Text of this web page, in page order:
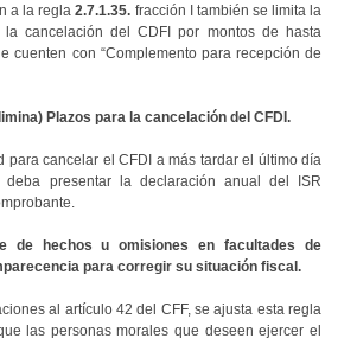
a la regla2.7.1.35. fracción I también se limita la
la cancelación del CDFI por montos de hasta
cuenten con “Complemento para recepción de
Plazos para la cancelación del CFDI.
para cancelar el CFDI a más tardar el último día
presentar la declaración anual del ISR
de hechos u omisiones en facultades de
para corregir su situación fiscal.
al artículo 42 del CFF, se ajusta esta regla
las personas morales que deseen ejercer el